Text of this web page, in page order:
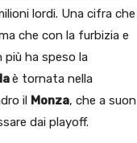
lordi. Una cifra che
che con la furbizia e
più ha speso la
è tornata nella
il Monza, che a suon
dai playoff.